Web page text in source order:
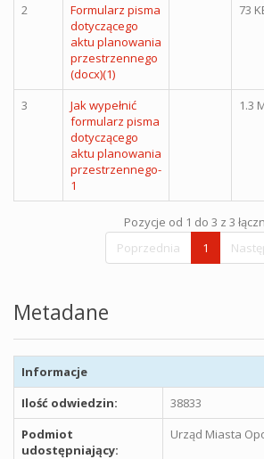
2
Formularz pisma
dotyczącego
aktu planowania
przestrzennego
(docx)(1)
73
3
Jak wypełnić
formularz pisma
dotyczącego
aktu planowania
przestrzennego-
1
1.3
Pozycje od 1 do 3 z 3
Poprzednia
1
Metadane
Informacje
Ilość odwiedzin:
38833
Podmiot
udostępniający:
Urząd Miasta